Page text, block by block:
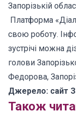
Запорізькій
Платформа
свою роботу.
зустрічі можна
голови
Федорова,
Джерело: сайт
Також